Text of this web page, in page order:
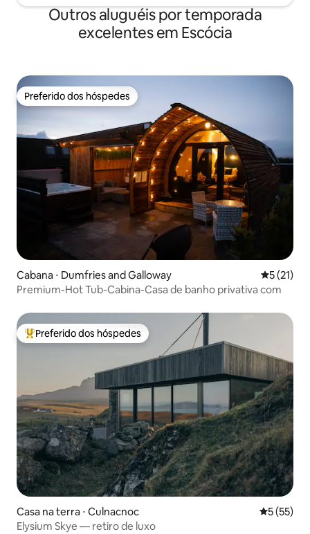
Outros aluguéis por temporada
excelentes em Escócia
Preferido dos hóspedes
Preferido dos hóspedes
Cabana ⋅ Dumfries and Galloway 5 de uma
5 (21)
Premium-Hot Tub-Cabina-Casa de banho privativa com
Entre os melhores preferidos dos hóspedes
Preferido dos hóspedes
Casa na terra ⋅ Culnacnoc 5 de uma
5 (55)
Elysium Skye — retiro de luxo